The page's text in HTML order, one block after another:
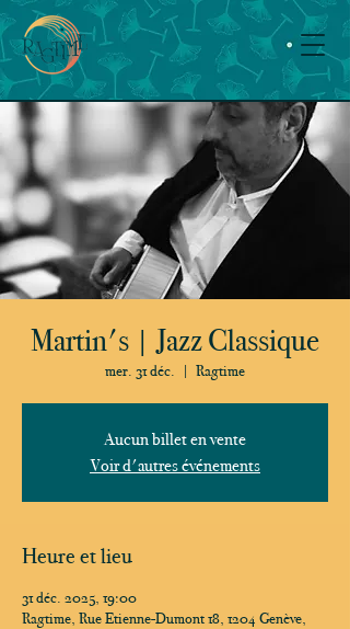
Martin's | Jazz Classique
mer. 31 déc.
  |
Ragtime
Aucun billet en vente
Voir d'autres événements
Heure et lieu
31 déc. 2025, 19:00
Ragtime, Rue Etienne-Dumont 18, 1204 Genève,